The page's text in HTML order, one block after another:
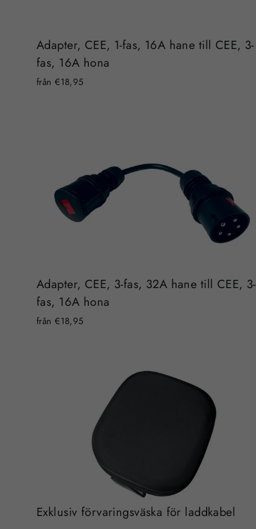
Adapter, CEE, 1-fas, 16A hane till CEE, 3-
fas, 16A hona
från €18,95
Adapter, CEE, 3-fas, 32A hane till CEE, 3-
fas, 16A hona
från €18,95
Exklusiv förvaringsväska för laddkabel